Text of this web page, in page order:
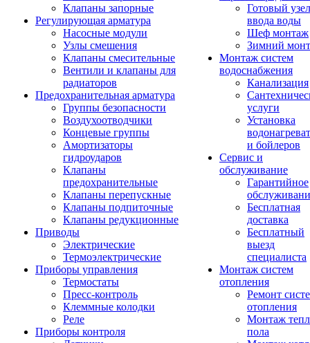
Клапаны запорные
Регулирующая арматура
Насосные модули
Узлы смешения
Клапаны смесительные
Вентили и клапаны для
радиаторов
Предохранительная арматура
Группы безопасности
Воздухоотводчики
Концевые группы
Амортизаторы
гидроударов
Клапаны
предохранительные
Клапаны перепускные
Клапаны подпиточные
Клапаны редукционные
Приводы
Электрические
Термоэлектрические
Приборы управления
Термостаты
Пресс-контроль
Клеммные колодки
Реле
Приборы контроля
Готовый узел
ввода воды
Шеф монтаж
Зимний
Монтаж систем
водоснабжения
Канализация
услуги
Установка
и бойлеров
Сервис и
обслуживание
Гарантийное
Бесплатная
доставка
Бесплатный
выезд
специалиста
Монтаж систем
отопления
Ремонт
отопления
Монтаж
пола